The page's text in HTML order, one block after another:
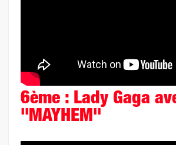
6ème : Lady Gaga
"MAYHEM"